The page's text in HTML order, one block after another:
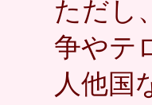
ただし
争やテ
人他国